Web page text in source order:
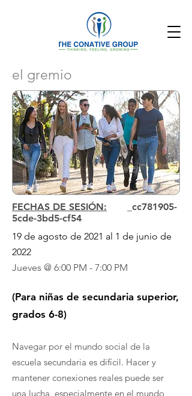
el gremio
FECHAS DE SESIÓN:
_cc781905-
5cde-3bd5-cf54
19 de agosto de 2021 al 1 de junio de
2022
Jueves @ 6:00 PM - 7:00 PM
(Para niñas de secundaria superior,
grados 6-8)
Navegar por el mundo social de la
escuela secundaria es difícil. Hacer y
mantener conexiones reales puede ser
una lucha, especialmente en el mundo